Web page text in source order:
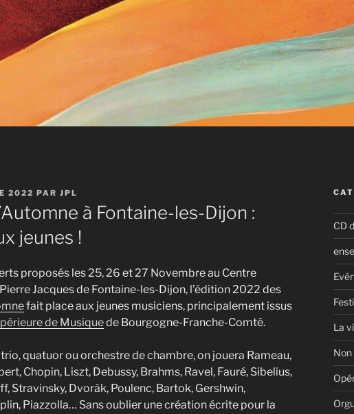
2022 PAR JPL
à Fontaine-les-Dijon :
jeunes !
proposés les 25, 26 et 27 Novembre au Centre
Jacques de Fontaine-les-Dijon, l’édition 2022 des
fait place aux jeunes musiciens, principalement issus
de Musiquede Bourgogne-Franche-Comté.
trio, quatuor ou orchestre de chambre, on jouera Rameau,
Chopin, Liszt, Debussy, Brahms, Ravel, Fauré, Sibelius,
Stravinsky, Dvoràk, Poulenc, Bartok, Gershwin,
Piazzolla… Sans oublier une création écrite pour la
CD
La
Non